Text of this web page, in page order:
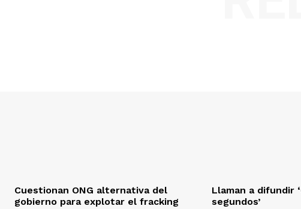
Cuestionan ONG alternativa del
gobierno para explotar el fracking
Llaman a difundir
segundos’